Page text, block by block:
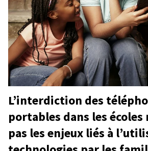
L’interdiction des
portables dans les écoles
pas les enjeux liés à